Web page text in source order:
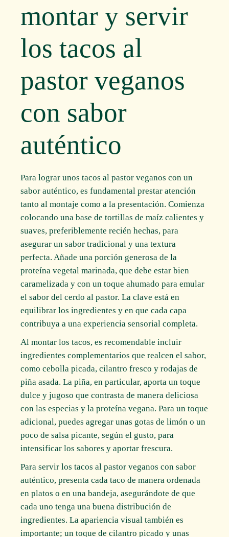
montar y servir
los tacos al
pastor veganos
con sabor
auténtico
Para lograr unos tacos al pastor veganos con un
sabor auténtico, es fundamental prestar atención
tanto al montaje como a la presentación. Comienza
colocando una base de tortillas de maíz calientes y
suaves, preferiblemente recién hechas, para
asegurar un sabor tradicional y una textura
perfecta. Añade una porción generosa de la
proteína vegetal marinada, que debe estar bien
caramelizada y con un toque ahumado para emular
el sabor del cerdo al pastor. La clave está en
equilibrar los ingredientes y en que cada capa
contribuya a una experiencia sensorial completa.
Al montar los tacos, es recomendable incluir
ingredientes complementarios que realcen el sabor,
como cebolla picada, cilantro fresco y rodajas de
piña asada. La piña, en particular, aporta un toque
dulce y jugoso que contrasta de manera deliciosa
con las especias y la proteína vegana. Para un toque
adicional, puedes agregar unas gotas de limón o un
poco de salsa picante, según el gusto, para
intensificar los sabores y aportar frescura.
Para servir los tacos al pastor veganos con sabor
auténtico, presenta cada taco de manera ordenada
en platos o en una bandeja, asegurándote de que
cada uno tenga una buena distribución de
ingredientes. La apariencia visual también es
importante; un toque de cilantro picado y unas